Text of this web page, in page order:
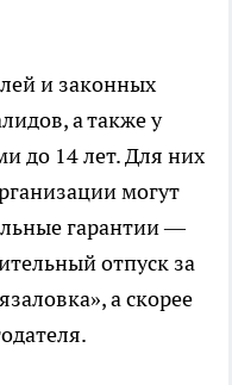
и законных
а также у
до 14 лет. Для них
могут
гарантии —
отпуск за
а скорее